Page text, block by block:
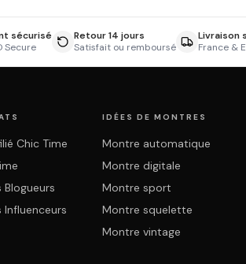
sécurisé
Secure
Retour 14 jours
Satisfait ou remboursé
Livraison
France &
Chic Time
Influenceurs
IDÉES DE MONTRES
Montre automatique
Montre digitale
Montre sport
Montre squelette
Montre vintage